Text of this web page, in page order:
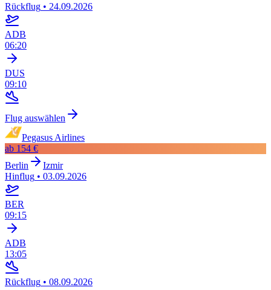
Rückflug • 24.09.2026
ADB
06:20
DUS
09:10
Flug auswählen
Pegasus Airlines
ab 154 €
Berlin
Izmir
Hinflug • 03.09.2026
BER
09:15
ADB
13:05
Rückflug • 08.09.2026